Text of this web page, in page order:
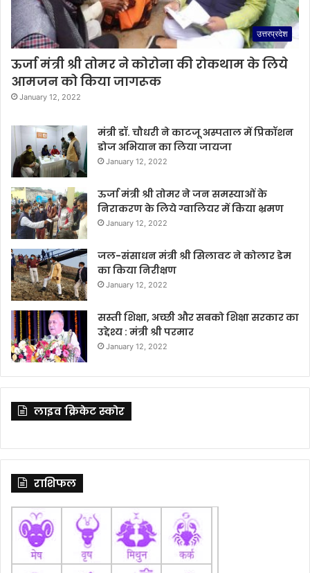
उत्तरप्रदेश
ऊर्जा मंत्री श्री तोमर ने कोरोना की रोकथाम के लिये
आमजन को किया जागरूक
January 12, 2022
मंत्री डॉ. चौधरी ने काटजू अस्पताल में प्रिकॉशन
डोज अभियान का लिया जायजा
January 12, 2022
ऊर्जा मंत्री श्री तोमर ने जन समस्याओं के
निराकरण के लिये ग्वालियर में किया भ्रमण
January 12, 2022
जल-संसाधन मंत्री श्री सिलावट ने कोलार डेम
का किया निरीक्षण
January 12, 2022
सस्ती शिक्षा, अच्छी और सबको शिक्षा सरकार का
उद्देश्य : मंत्री श्री परमार
January 12, 2022
लाइव क्रिकेट स्कोर
राशिफल